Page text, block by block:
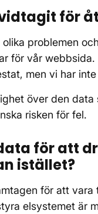
för
problemen
för vår
men vi har
över den
risken för fel.
för att
istället?
för att
elsystemet är